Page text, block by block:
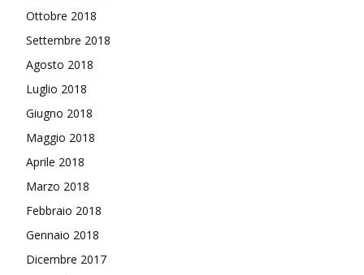
Ottobre 2018
Settembre 2018
Agosto 2018
Luglio 2018
Giugno 2018
Maggio 2018
Aprile 2018
Marzo 2018
Febbraio 2018
Gennaio 2018
Dicembre 2017